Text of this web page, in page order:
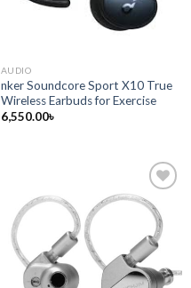
AUDIO
nker Soundcore Sport X10 True
Wireless Earbuds for Exercise
6,550.00৳